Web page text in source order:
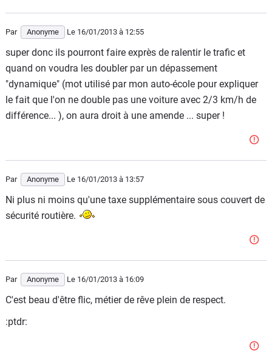
Par Anonyme Le 16/01/2013 à 12:55
super donc ils pourront faire exprès de ralentir le trafic et
quand on voudra les doubler par un dépassement
"dynamique" (mot utilisé par mon auto-école pour expliquer
le fait que l'on ne double pas une voiture avec 2/3 km/h de
différence... ), on aura droit à une amende ... super !
Par Anonyme Le 16/01/2013 à 13:57
Ni plus ni moins qu'une taxe supplémentaire sous couvert de
sécurité routière.
Par Anonyme Le 16/01/2013 à 16:09
C'est beau d'être flic, métier de rêve plein de respect.
:ptdr: